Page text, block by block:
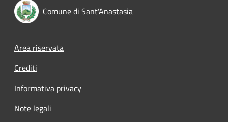
Comune di Sant'Anastasia
Footer menu
Area riservata
Crediti
Informativa privacy
Note legali